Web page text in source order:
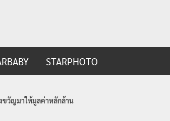
STARPHOTO
ขวัญมาให้มูลค่าหลักล้าน